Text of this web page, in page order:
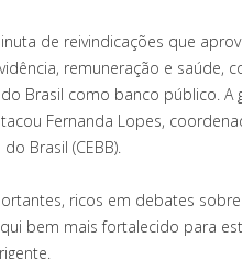
de reivindicações que
remuneração e saúde,
Brasil como banco público.
Fernanda Lopes,
Brasil (CEBB).
ricos em debates
bem mais fortalecido para